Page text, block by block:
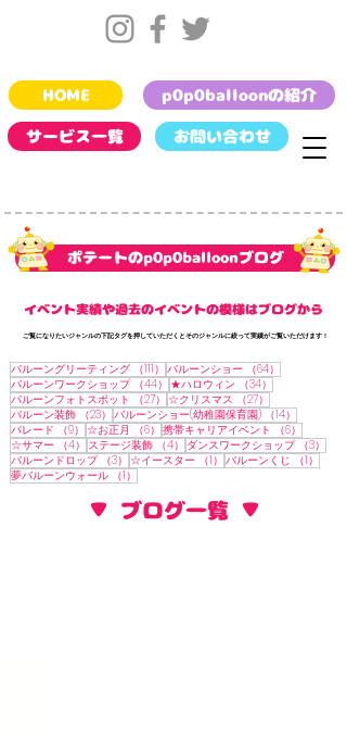
お問い合わせ
HOME
サービス一覧
p0p0balloonの紹介
​ポテートのp0p0balloonブログ
​イベント実績や過去のイベントの模様はブログから
​ご覧になりたいジャンルの下記タグを押していただくとそのジャンルに絞って実績がご覧いただけます !
バルーングリーティング （111） 111件の記事
バルーンショー （64） 64件の記事
バルーンワークショップ （44） 44件の記事
★ハロウィン （34） 34件の記事
バルーンフォトスポット
（27） 27件の記事
☆クリスマス （27） 27件の記事
バルーン装飾 （23） 23件の記事
バルーンショー(幼稚園保育園) （14） 14件の記事
パレード
（9） 9件の記事
☆お正月 （6） 6件の記事
携帯キャリアイベント （6） 6件の記事
☆サマー
（4） 4件の記事
ステージ装飾 （4） 4件の記事
ダンスワークショップ （3） 3件
バルーンドロップ （3） 3件の記事
☆イースター （1） 1件の記事
バルーンくじ （1） 1件の
夢バルーンウォール （1） 1件の記事
​▼ ブログ一覧 ▼